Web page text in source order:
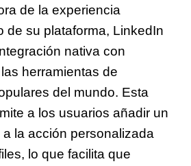
de la experiencia
de su plataforma, LinkedIn
nativa con
herramientas de
del mundo. Esta
a los usuarios añadir un
a la acción personalizada
lo que facilita que